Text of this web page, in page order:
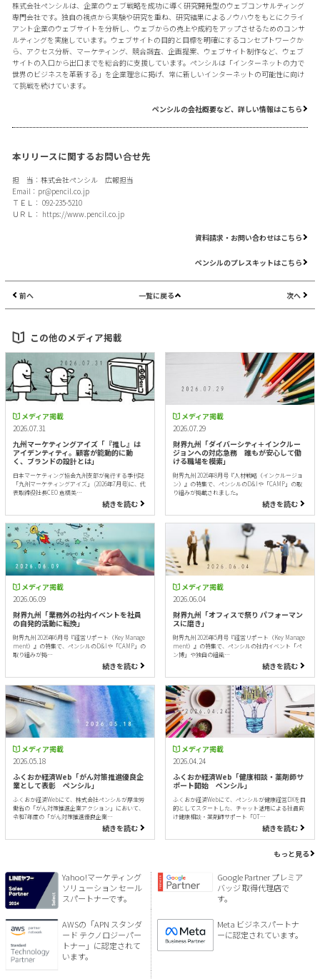
株式会社ペンシルは、企業のウェブ戦略を成功に導く研究開発型のウェブコンサルティング
専門会社です。独自の視点から実験や研究を重ね、研究結果によるノウハウをもとにクライ
アント企業のウェブサイトを分析し、ウェブからの売上や成約をアップさせるためのコンサ
ルティングを実施しています。ウェブサイトの目的と目標を明確にするコンセプトワークか
ら、アクセス分析、マーケティング、競合調査、企画提案、ウェブサイト制作など、ウェブ
サイトの入口から出口までを総合的に支援しています。ペンシルは「インターネットの力で
世界のビジネスを革新する」を企業理念に掲げ、常に新しいインターネットの可能性に向け
て挑戦を続けています。
ペンシルの会社概要など、詳しい情報はこちら
本リリースに関するお問い合せ先
担 当：株式会社ペンシル 広報担当
Email： pr@pencil.co.jp
ＴＥＬ： 092-235-5210
ＵＲＬ： https://www.pencil.co.jp
資料請求・お問い合わせはこちら
ペンシルのプレスキットはこちら
前へ 一覧に戻る 次へ
この他のメディア掲載
メディア掲載
2026.07.31
九州マーケティングアイズ「『推し』は
アイデンティティ。顧客が能動的に動
く、ブランドの設計とは」
日本マーケティング協会九州支部が発行する季刊誌
「九州マーケティングアイズ」 (2026年7月号)に、代
表取締役社長CEO 倉橋美…
続きを読む
メディア掲載
2026.07.29
財界九州「ダイバーシティ＋インクルー
ジョンへの対応急務 誰もが安心して働
ける職場を模索」
財界九州 2026年8月号『人材戦略（インクルージョ
ン）』の特集で、ペンシルのD&Iや「CAMP」の取
り組みが掲載されました。
続きを読む
メディア掲載
2026.06.09
財界九州「業務外の社内イベントを社員
の自発的活動に転換」
財界九州 2026年6月号『経営リポート（Key Manage
ment）』の特集で、ペンシルのD&Iや「CAMP」の
取り組みが掲…
続きを読む
メディア掲載
2026.06.04
財界九州「オフィスで祭り パフォーマン
スに磨き」
財界九州 2026年5月号『経営リポート（Key Manage
ment）』の特集で、ペンシルの社内イベント「ペ
ン博」や独自の組織…
続きを読む
メディア掲載
2026.05.18
ふくおか経済Web「がん対策推進優良企
業として表彰 ペンシル」
ふくおか経済Webにて、株式会社ペンシルが厚生労
働省の「がん対策推進企業アクション」において、
令和7年度の「がん対策推進優良企業…
続きを読む
メディア掲載
2026.04.24
ふくおか経済Web「健康相談・薬剤師サ
ポート開始 ペンシル」
ふくおか経済Webにて、ペンシルが健康経営DXを目
的としてスタートした、チャット活用による社員向
け健康相談・薬剤師サポート「OT…
続きを読む
もっと見る
Yahoo!マーケティング
ソリューション セール
スパートナーです。
Google Partner プレミア
バッジ 取得代理店で
す。
AWSの「APN スタンダ
ード テクノロジーパー
トナー」に認定されて
います。
Meta ビジネスパートナ
ーに認定されています。